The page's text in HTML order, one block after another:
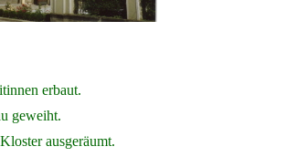
erbaut.
geweiht.
ausgeräumt.